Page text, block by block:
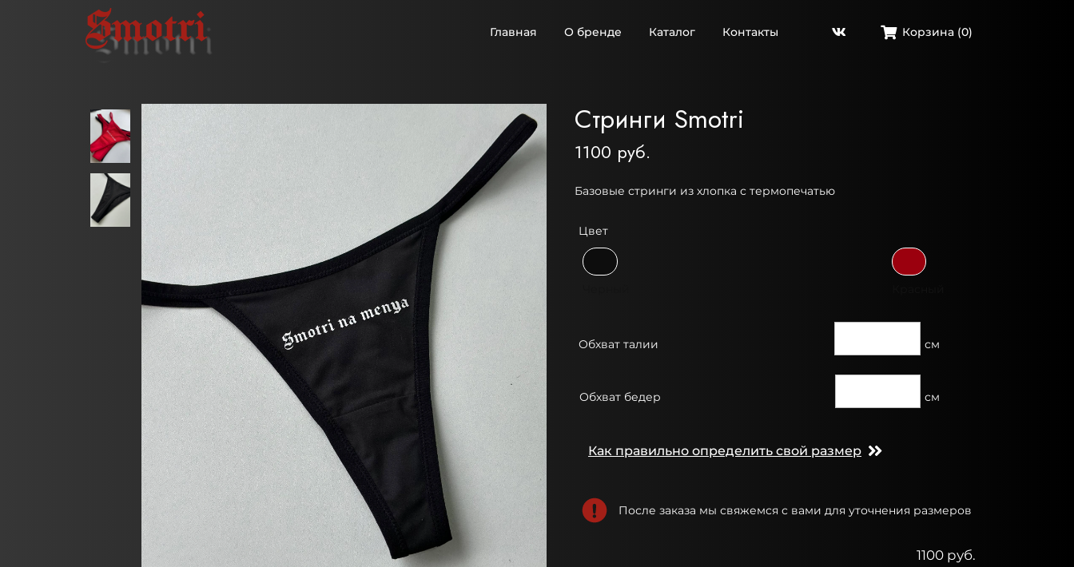
Главная О бренде Каталог Контакты Корзина (0)
Стринги Smotri
1100 руб.
Базовые стринги из хлопка с термопечатью
Цвет
Обхват талии см
Обхват бедер см
Как правильно определить свой размер
После заказа мы свяжемся с вами для уточнения размеров
1100 руб.